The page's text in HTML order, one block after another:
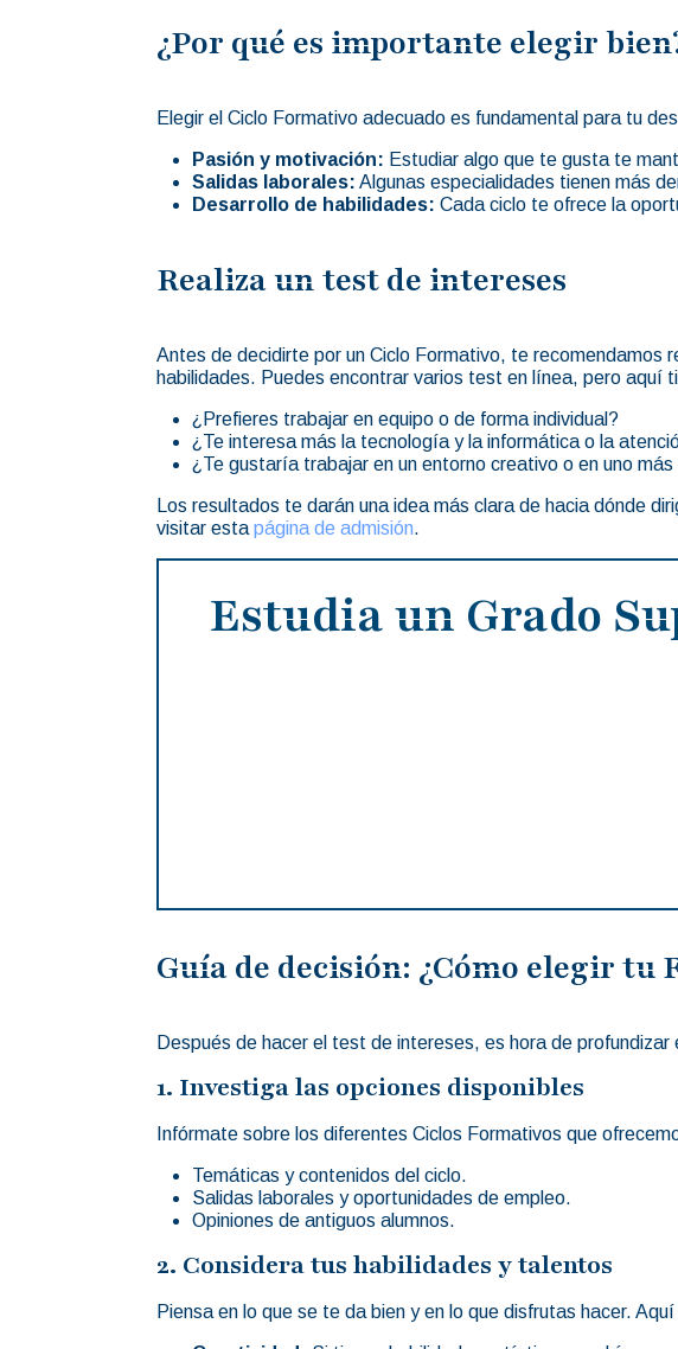
¿Por qué es importante elegir
Elegir el Ciclo Formativo adecuado es fundamental para tu
Pasión y motivación: Estudiar algo que te gusta te
Salidas laborales: Algunas especialidades tienen más
Desarrollo de habilidades: Cada ciclo te ofrece la
Realiza un test de intereses
Antes de decidirte por un Ciclo Formativo, te recomendamos
habilidades. Puedes encontrar varios test en línea, pero aquí
¿Prefieres trabajar en equipo o de forma individual?
¿Te interesa más la tecnología y la informática o la
¿Te gustaría trabajar en un entorno creativo o en uno
Los resultados te darán una idea más clara de hacia dónde
visitar esta página de admisión.
Estudia un Grado
Guía de decisión: ¿Cómo elegir tu
Después de hacer el test de intereses, es hora de
1. Investiga las opciones disponibles
Infórmate sobre los diferentes Ciclos Formativos que
Temáticas y contenidos del ciclo.
Salidas laborales y oportunidades de empleo.
Opiniones de antiguos alumnos.
2. Considera tus habilidades y talentos
Piensa en lo que se te da bien y en lo que disfrutas hacer.